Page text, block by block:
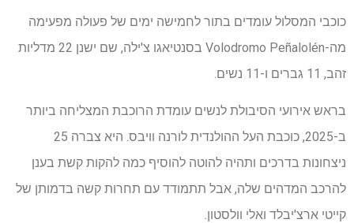
כוכבי המסלול עומדים בתור לחמישה ימים של פעולה מפעימה
מה-Volodromo Peñalolén בסנטיאגו צ'ילה, שם ישנן 22 מדליות
זהב, 11 גברים ו-11 נשים.
בראש אירועי הסיבולת לנשים עומדת הרוכבת המצליחה ביותר
ב-2025, כוכבת העל ההולנדית לורנה וויבס. היא צברה 25
ניצחונות בדרכים ותהיה להוטה להוסיף כמה להקות קשת בענן
להרכב המדהים שלה, אבל תתמודד עם תחרות קשה בדמותן של
קייטי ארצ'יבלד ואלי וולסטון.